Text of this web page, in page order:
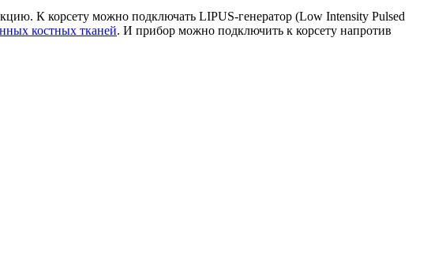
К корсету можно подключать LIPUS-генератор (Low Intensity Pulsed
костных тканей. И прибор можно подключить к корсету напротив